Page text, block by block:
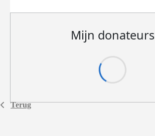
Terug
Mijn donateurs